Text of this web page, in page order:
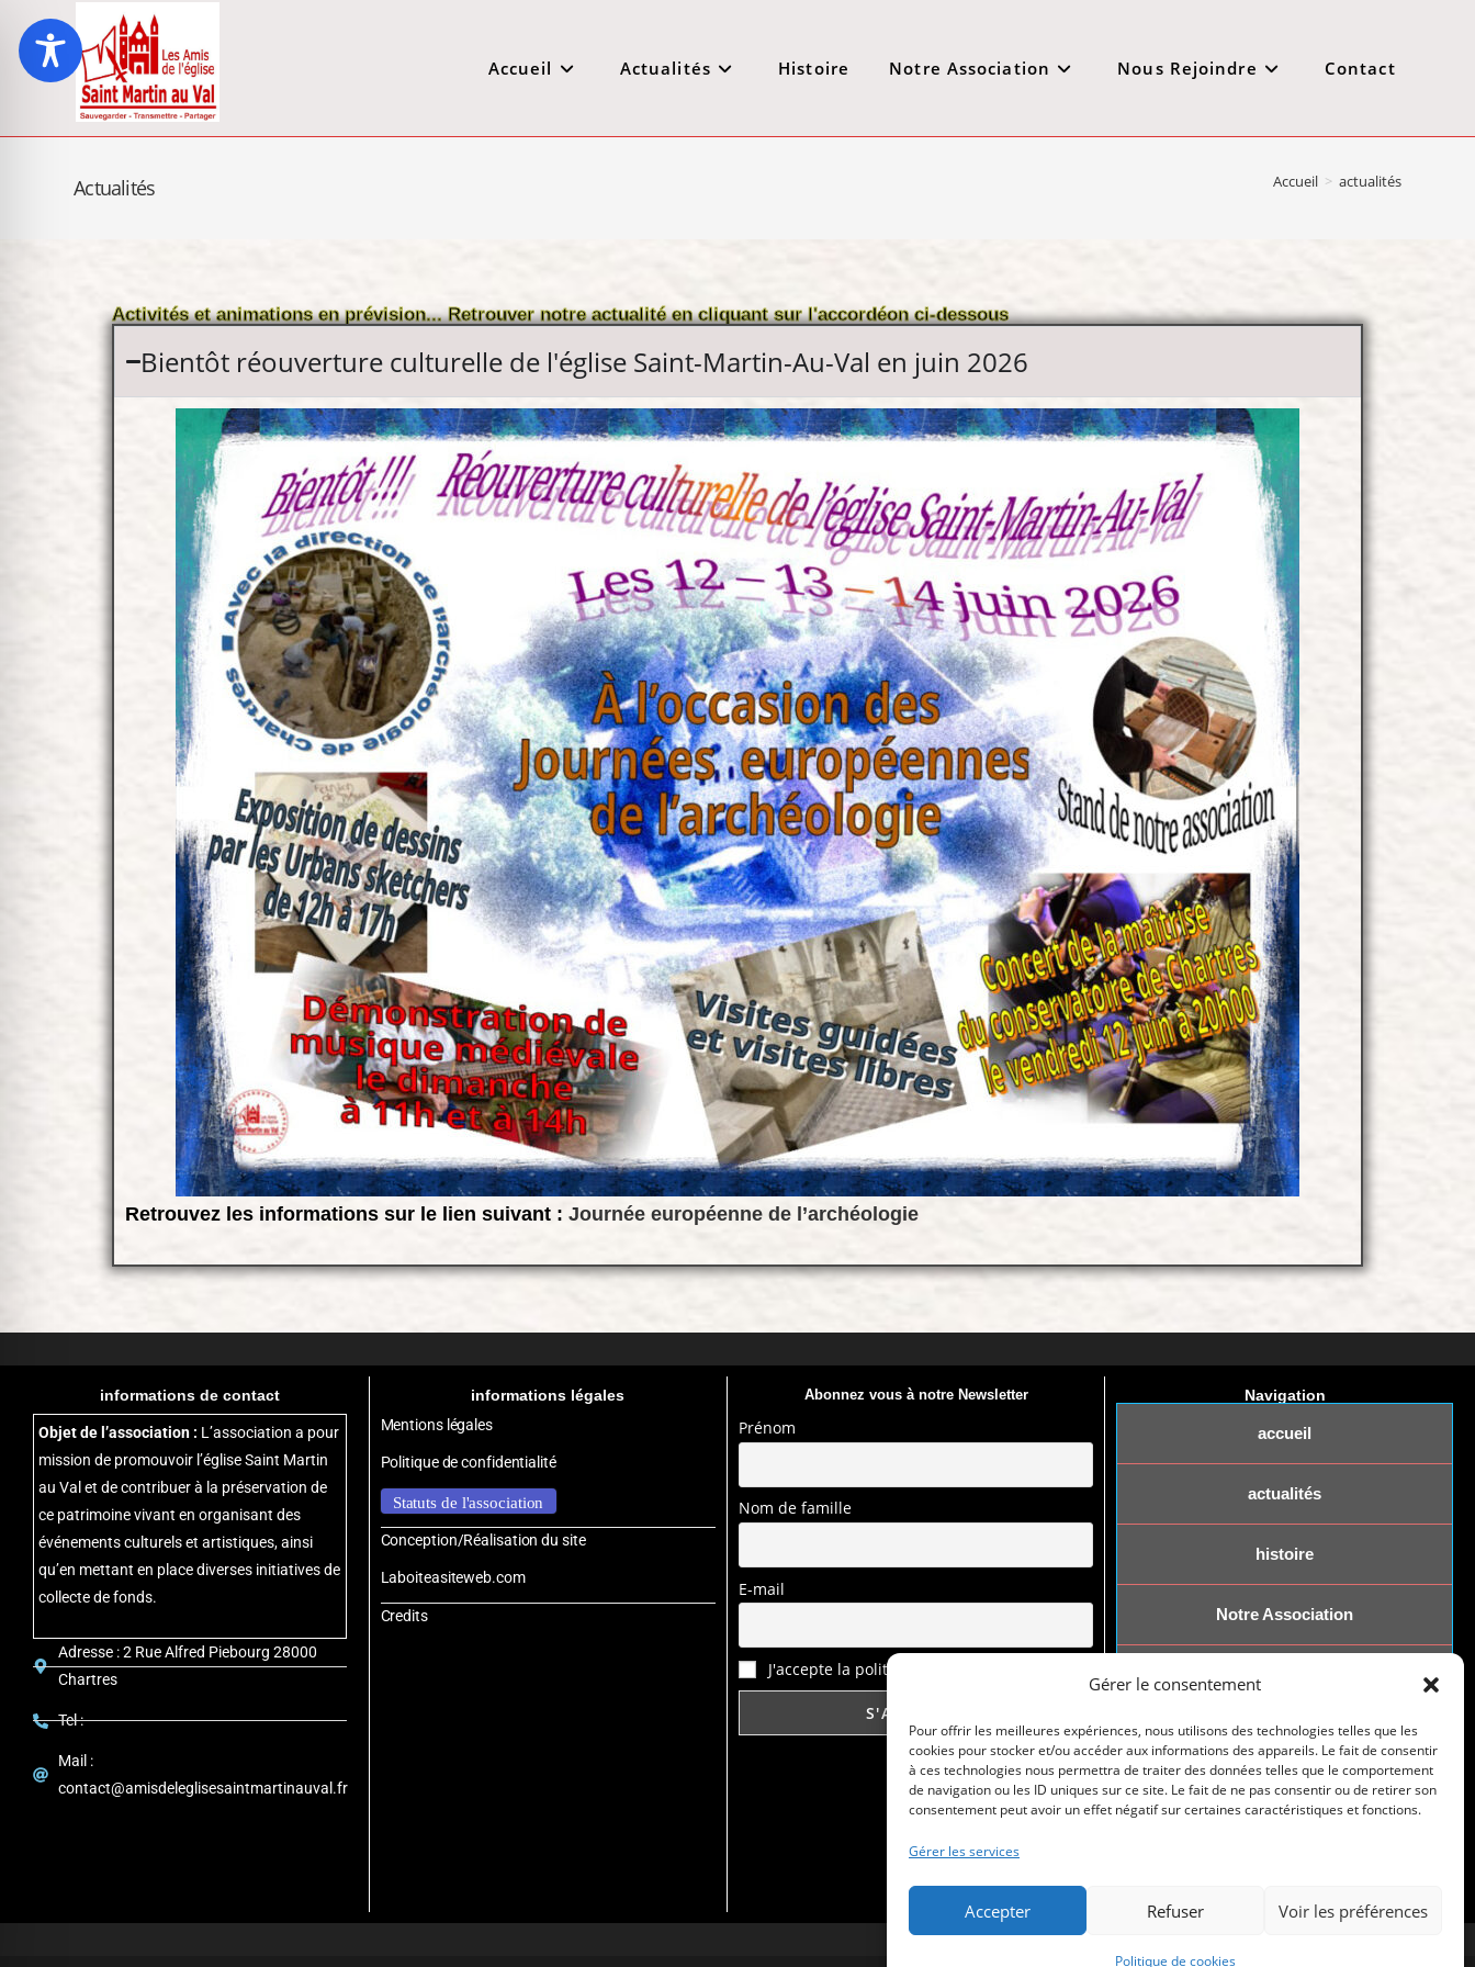
Gérer le consentement
Pour offrir les meilleures expériences, nous utilisons des technologies telles que les
cookies pour stocker et/ou accéder aux informations des appareils. Le fait de consentir
à ces technologies nous permettra de traiter des données telles que le comportement
de navigation ou les ID uniques sur ce site. Le fait de ne pas consentir ou de retirer son
consentement peut avoir un effet négatif sur certaines caractéristiques et fonctions.
Gérer les services
Accepter Refuser Voir les préférences
Politique de cookies
Accueil Actualités Histoire Notre Association Nous Rejoindre Contact
Actualités Accueil > actualités
Activités et animations en prévision... Retrouver notre actualité en cliquant sur l'accordéon ci-dessous
Bientôt réouverture culturelle de l'église Saint-Martin-Au-Val en juin 2026
Retrouvez les informations sur le lien suivant : Journée européenne de l’archéologie
informations de contact
Objet de l’association : L’association a pour
mission de promouvoir l’église Saint Martin
au Val et de contribuer à la préservation de
ce patrimoine vivant en organisant des
événements culturels et artistiques, ainsi
qu’en mettant en place diverses initiatives de
collecte de fonds.
Adresse : 2 Rue Alfred Piebourg 28000
Chartres
Tel :
Mail :
contact@amisdeleglisesaintmartinauval.fr
informations légales
Mentions légales
Politique de confidentialité
Statuts de l'association
Conception/Réalisation du site
Laboiteasiteweb.com
Credits
Abonnez vous à notre Newsletter
Prénom
Nom de famille
E-mail
J'accepte la politique de confidentialité
Navigation
accueil
actualités
histoire
Notre Association
contact